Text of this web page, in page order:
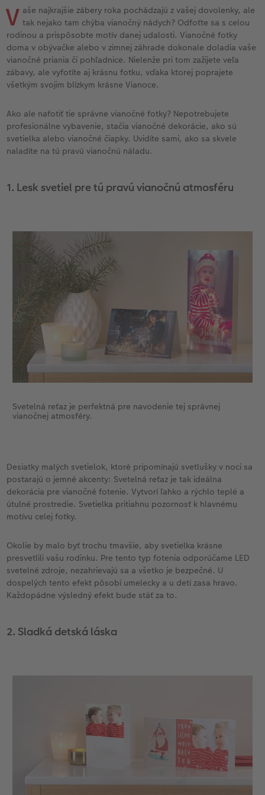
Panoramatické stránky
Inšpirácie
Ukážky fotokníh
Záruka spokojnosti
Art Collection
Svadobná fotokniha
Fotografie s dizajnom na počkanie
Fotopásiky na počkanie
Pohľadnice na počkanie
Fotosety na počkanie
Viacdielne fotografie na počkanie
Plagát na počkanie
CEWE foto ihneď
Fotografie na doklady
Little fotografie
Fotky Nature
Art printy
Veľké formáty na fotopapieri
CEWE myPhotos
Novinky
Svadobná tabuľa
Fotokoláž
Viacdielny formát
Gallery Print
Akrylátové sklo
Hliníková platňa
Fotopanel
CEWE myPhotos
Novinky
Plagát premium s vyrezanou fotografiou
Domáci miláčikovia
Hračky
Škola a kancelária
Darčeková krabička
Art printy
CEWE FOTOKNIHA Kids
CEWE myPhotos
Novinky
Cardholder
Novinky
Pohľadnice Klasik
Fotoblahoželanie
Detské blahoželania
Poďakovanie
Ďalšie udalosti
Vianočné pohľadnice
Baby
Fototipy
Cestovanie
DIY
Fotosúťaže
V aše najkrajšie zábery roka pochádzajú z vašej dovolenky, ale
tak nejako tam chýba vianočný nádych? Odfoťte sa s celou
rodinou a prispôsobte motív danej udalosti. Vianočné fotky
doma v obývačke alebo v zimnej záhrade dokonale doladia vaše
vianočné priania či pohľadnice. Nielenže pri tom zažijete veľa
zábavy, ale vyfotíte aj krásnu fotku, vďaka ktorej poprajete
všetkým svojim blízkym krásne Vianoce.
Ako ale nafotiť tie správne vianočné fotky? Nepotrebujete
profesionálne vybavenie, stačia vianočné dekorácie, ako sú
svetielka alebo vianočné čiapky. Uvidíte sami, ako sa skvele
naladíte na tú pravú vianočnú náladu.
1. Lesk svetiel pre tú pravú vianočnú atmosféru
Svetelná reťaz je perfektná pre navodenie tej správnej
vianočnej atmosféry.
Desiatky malých svetielok, ktoré pripomínajú svetlušky v noci sa
postarajú o jemné akcenty: Svetelná reťaz je tak ideálna
dekorácia pre vianočné fotenie. Vytvorí ľahko a rýchlo teplé a
útulné prostredie. Svetielka pritiahnu pozornosť k hlavnému
motívu celej fotky.
Okolie by malo byť trochu tmavšie, aby svetielka krásne
presvetlili vašu rodinku. Pre tento typ fotenia odporúčame LED
svetelné zdroje, nezahrievajú sa a všetko je bezpečné. U
dospelých tento efekt pôsobí umelecky a u detí zasa hravo.
Každopádne výsledný efekt bude stáť za to.
2. Sladká detská láska